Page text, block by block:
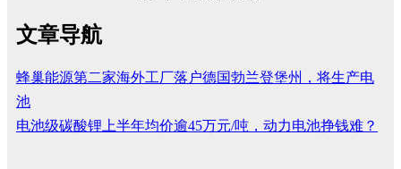
文章导航
蜂巢能源第二家海外工厂落户德国勃兰登堡州，将生产电
池
电池级碳酸锂上半年均价逾45万元/吨，动力电池挣钱难？